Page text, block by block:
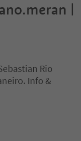
|
Rio
Info &